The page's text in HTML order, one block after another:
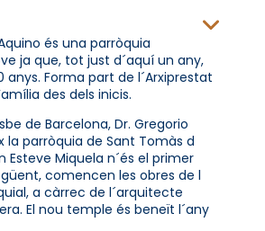
és una parròquia
ja que, tot just d´aquí un any,
anys. Forma part de l´Arxiprestat
des dels inicis.
de Barcelona, Dr. Gregorio
la parròquia de Sant Tomàs d
Esteve Miquela n´és el primer
comencen les obres de l
a càrrec de l´arquitecte
El nou temple és beneït l´any